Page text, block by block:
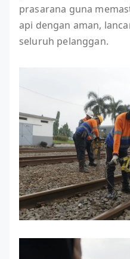
prasarana guna
api dengan aman,
seluruh pelanggan.